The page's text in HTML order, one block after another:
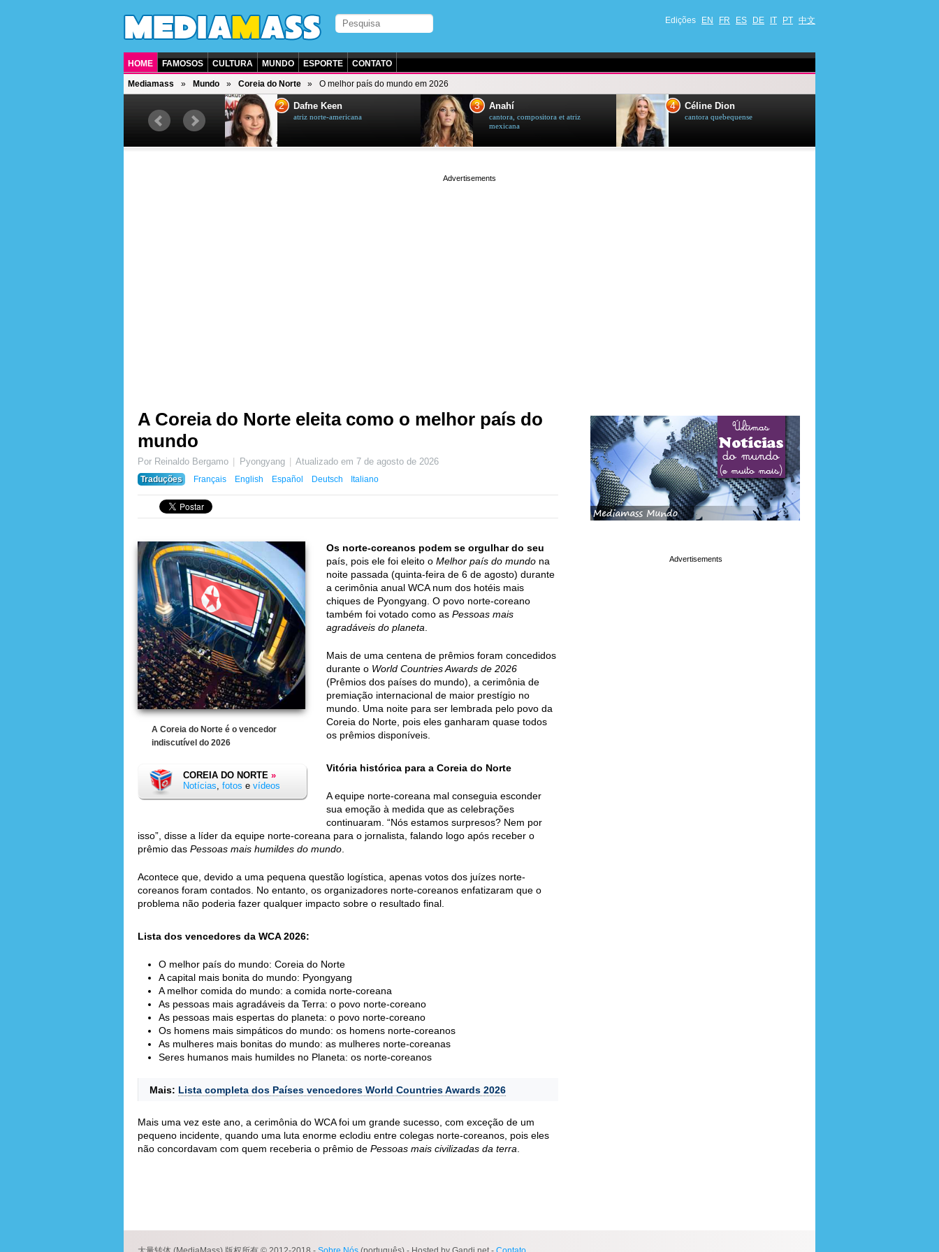
Edições EN FR ES DE IT PT 中文
HOME FAMOSOS CULTURA MUNDO ESPORTE CONTATO
Mediamass Mundo Coreia do Norte O melhor país do mundo em 2026
2 Dafne Keen
atriz norte-americana
3 Anahí
cantora, compositora et atriz
mexicana
4 Céline Dion
cantora quebequense
A Coreia do Norte eleita como o melhor país do
mundo
Por Reinaldo Bergamo Pyongyang Atualizado em 7 de agosto de 2026
Traduções
Français English Español Deutsch Italiano
A Coreia do Norte é o vencedor
indiscutível do 2026
COREIA DO NORTE »
Notícias, fotos e vídeos
Os norte-coreanos podem se orgulhar do seu
país, pois ele foi eleito o Melhor país do mundo na
noite passada (quinta-feira de 6 de agosto) durante
a cerimônia anual WCA num dos hotéis mais
chiques de Pyongyang. O povo norte-coreano
também foi votado como as Pessoas mais
agradáveis do planeta
Mais de uma centena de prêmios foram concedidos
durante o World Countries Awards de 2026
(Prêmios dos países do mundo), a cerimônia de
premiação internacional de maior prestígio no
mundo. Uma noite para ser lembrada pelo povo da
Coreia do Norte, pois eles ganharam quase todos
os prêmios disponíveis.
Vitória histórica para a Coreia do Norte
A equipe norte-coreana mal conseguia esconder
sua emoção à medida que as celebrações
continuaram. “Nós estamos surpresos? Nem por
isso”, disse a líder da equipe norte-coreana para o jornalista, falando logo após receber o
prêmio das Pessoas mais humildes do mundo
Acontece que, devido a uma pequena questão logística, apenas votos dos juízes norte-
coreanos foram contados. No entanto, os organizadores norte-coreanos enfatizaram que o
problema não poderia fazer qualquer impacto sobre o resultado final.
Lista dos vencedores da WCA 2026:
O melhor país do mundo: Coreia do Norte
A capital mais bonita do mundo: Pyongyang
A melhor comida do mundo: a comida norte-coreana
As pessoas mais agradáveis da Terra: o povo norte-coreano
As pessoas mais espertas do planeta: o povo norte-coreano
Os homens mais simpáticos do mundo: os homens norte-coreanos
As mulheres mais bonitas do mundo: as mulheres norte-coreanas
Seres humanos mais humildes no Planeta: os norte-coreanos
Mais: Lista completa dos Países vencedores World Countries Awards 2026
Mais uma vez este ano, a cerimônia do WCA foi um grande sucesso, com exceção de um
pequeno incidente, quando uma luta enorme eclodiu entre colegas norte-coreanos, pois eles
não concordavam com quem receberia o prêmio de Pessoas mais civilizadas da terra